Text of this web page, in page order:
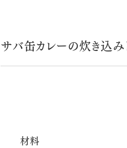
サバ缶カレーの炊き込み
材料